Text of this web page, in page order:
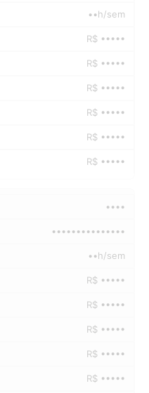
••h/sem
R$ •••••
R$ •••••
R$ •••••
R$ •••••
R$ •••••
R$ •••••
••••
•••••••••••••••
••h/sem
R$ •••••
R$ •••••
R$ •••••
R$ •••••
R$ •••••